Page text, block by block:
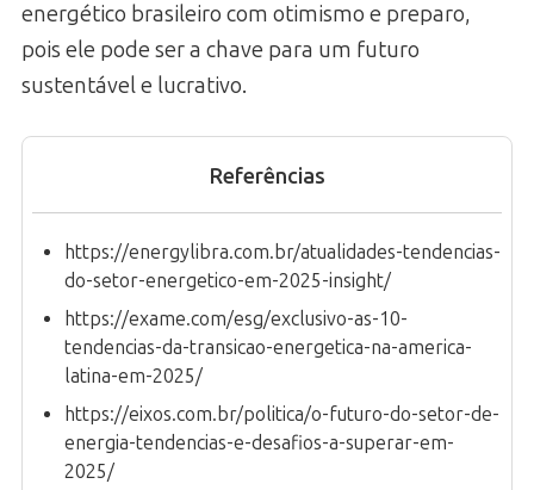
energético brasileiro com otimismo e preparo,
pois ele pode ser a chave para um futuro
sustentável e lucrativo.
Referências
https://energylibra.com.br/atualidades-tendencias-
do-setor-energetico-em-2025-insight/
https://exame.com/esg/exclusivo-as-10-
tendencias-da-transicao-energetica-na-america-
latina-em-2025/
https://eixos.com.br/politica/o-futuro-do-setor-de-
energia-tendencias-e-desafios-a-superar-em-
2025/